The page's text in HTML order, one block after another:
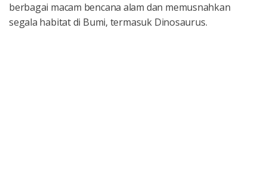
berbagai macam bencana alam dan memusnahkan
segala habitat di Bumi, termasuk Dinosaurus.